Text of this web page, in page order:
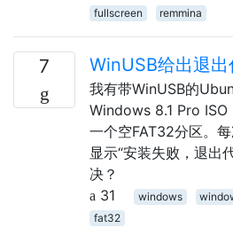
fullscreen
remmina
7 WinUSB给出退
我有带WinUSB的
Windows 8.1 Pro ISO
一个空FAT32分区。
显示“安装失败，退出
决？
31
windows
fat32